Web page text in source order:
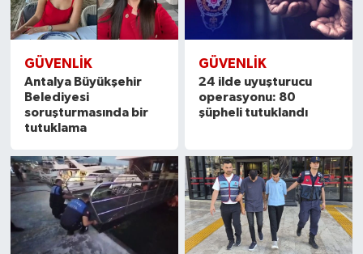
GÜVENLIK
Antalya Büyükşehir
Belediyesi
soruşturmasında bir
tutuklama
GÜVENLIK
24 ilde uyuşturucu
operasyonu: 80
şüpheli tutuklandı